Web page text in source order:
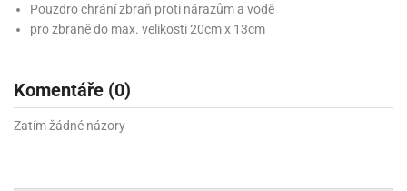
Pouzdro chrání zbraň proti nárazům a vodě
pro zbraně do max. velikosti 20cm x 13cm
Komentáře (0)
Zatím žádné názory